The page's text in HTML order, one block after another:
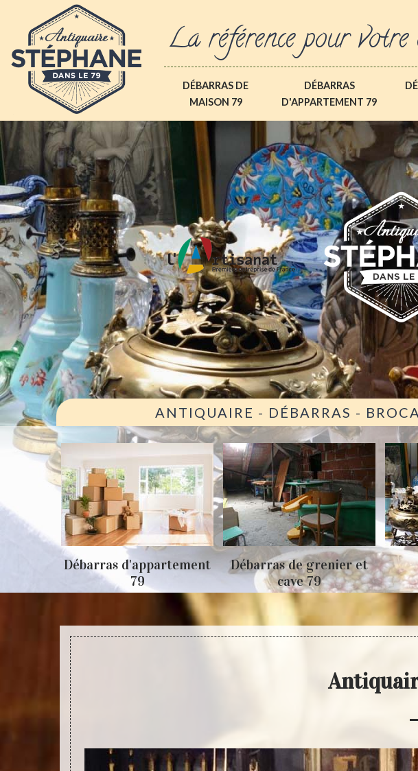
La référence pour
DÉBARRAS DE
MAISON 79
DÉBARRAS
D'APPARTEMENT 79
ANTIQUAIRE - DÉBARRAS -
Débarras d'appartement
79
Débarras de grenier et
cave 79